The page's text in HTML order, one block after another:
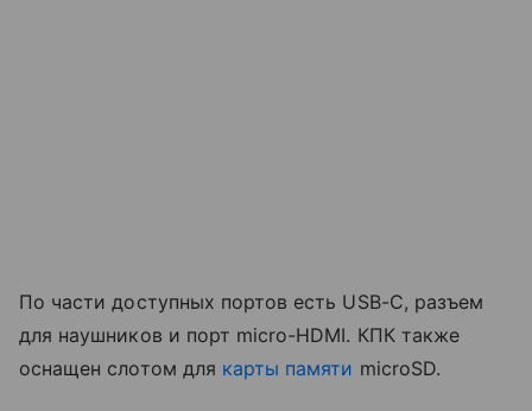
По части доступных портов есть USB-C, разъем
для наушников и порт micro-HDMI. КПК также
оснащен слотом для карты памяти microSD.